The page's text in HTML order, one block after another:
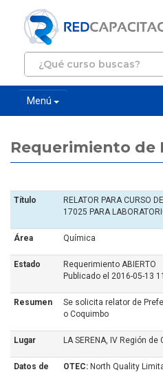
Menú
Requerimiento de
Título
RELATOR PARA CURSO
17025 PARA
Área Química
Estado
Requerimiento ABIERTO
Publicado el 2016-05-13
Resumen
Se solicita relator de
o Coquimbo
Lugar LA SERENA, IV Región de
Datos de
OTEC: North Quality